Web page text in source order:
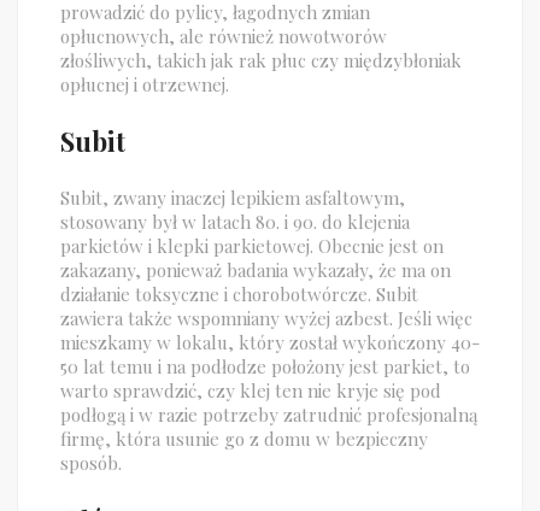
prowadzić do pylicy, łagodnych zmian
opłucnowych, ale również nowotworów
złośliwych, takich jak rak płuc czy międzybłoniak
opłucnej i otrzewnej.
Subit
Subit, zwany inaczej lepikiem asfaltowym,
stosowany był w latach 80. i 90. do klejenia
parkietów i klepki parkietowej. Obecnie jest on
zakazany, ponieważ badania wykazały, że ma on
działanie toksyczne i chorobotwórcze. Subit
zawiera także wspomniany wyżej azbest. Jeśli więc
mieszkamy w lokalu, który został wykończony 40-
50 lat temu i na podłodze położony jest parkiet, to
warto sprawdzić, czy klej ten nie kryje się pod
podłogą i w razie potrzeby zatrudnić profesjonalną
firmę, która usunie go z domu w bezpieczny
sposób.